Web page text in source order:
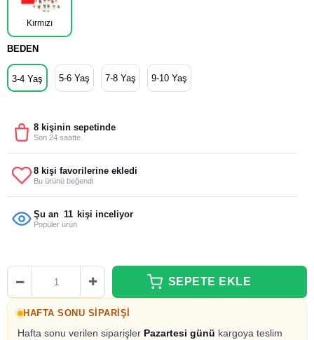
Kırmızı
BEDEN
3-4 Yaş 5-6 Yaş 7-8 Yaş 9-10 Yaş
8 kişinin sepetinde
Son 24 saatte
8 kişi favorilerine ekledi
Bu ürünü beğendi
Şu an 11 kişi inceliyor
Popüler ürün
HAFTA SONU SIPARIŞI
Hafta sonu verilen siparişler Pazartesi günü kargoya teslim